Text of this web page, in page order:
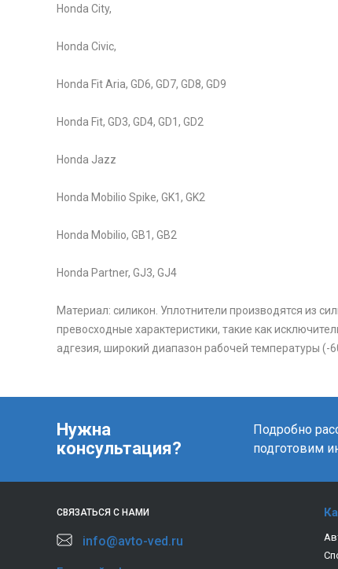
Honda City,
Honda Civic,
Honda Fit Aria, GD6, GD7, GD8, GD9
Honda Fit, GD3, GD4, GD1, GD2
Honda Jazz
Honda Mobilio Spike, GK1, GK2
Honda Mobilio, GB1, GB2
Honda Partner, GJ3, GJ4
Материал: силикон. Уплотнители производятся из
превосходные характеристики, такие как
адгезия, широкий диапазон рабочей температуры (-
Нужна
консультация?
Подробно
подготовим
СВЯЗАТЬСЯ С НАМИ
info@avto-ved.ru